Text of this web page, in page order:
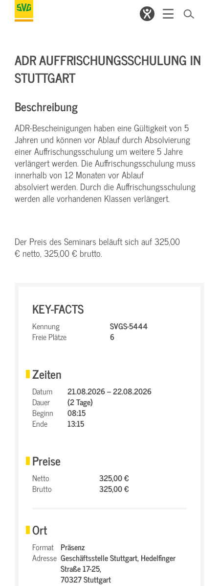
ADR AUFFRISCHUNGSSCHULUNG IN
STUTTGART
Beschreibung
ADR-Bescheinigungen haben eine Gültigkeit von 5
Jahren und können vor Ablauf durch Absolvierung
einer Auffrischungsschulung um weitere 5 Jahre
verlängert werden. Die Auffrischungsschulung muss
innerhalb von 12 Monaten vor Ablauf
absolviert werden. Durch die Auffrischungsschulung
werden alle vorhandenen Klassen verlängert.
Der Preis des Seminars beläuft sich auf 325,00
€ netto, 325,00 € brutto.
KEY-FACTS
Kennung
SVGS-5444
Freie Plätze
6
Zeiten
Datum
21.08.2026 – 22.08.2026
Dauer
(2 Tage)
Beginn
08:15
Ende
13:15
Preise
Netto
325,00 €
Brutto
325,00 €
Ort
Format Präsenz
Adresse Geschäftsstelle Stuttgart,Hedelfinger
Straße 17-25,
70327 Stuttgart